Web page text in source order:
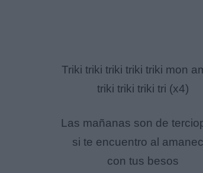
Triki triki triki triki triki mon
triki triki triki tri (x4)
Las mañanas son de
si te encuentro al
con tus besos